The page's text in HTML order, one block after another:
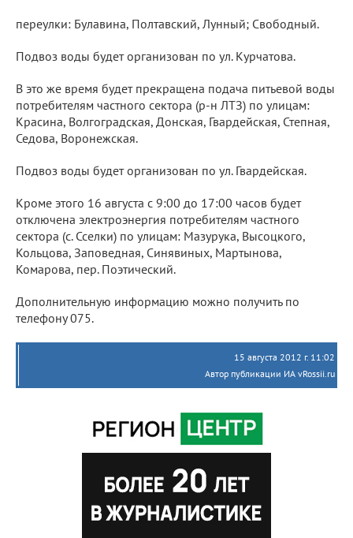
переулки: Булавина, Полтавский, Лунный; Свободный.
Подвоз воды будет организован по ул. Курчатова.
В это же время будет прекращена подача питьевой воды
потребителям частного сектора (р-н ЛТЗ) по улицам:
Красина, Волгоградская, Донская, Гвардейская, Степная,
Седова, Воронежская.
Подвоз воды будет организован по ул. Гвардейская.
Кроме этого 16 августа с 9:00 до 17:00 часов будет
отключена электроэнергия потребителям частного
сектора (с. Сселки) по улицам: Мазурука, Высоцкого,
Кольцова, Заповедная, Синявиных, Мартынова,
Комарова, пер. Поэтический.
Дополнительную информацию можно получить по
телефону 075.
15 августа 2012 г. 11:02
Автор публикации ИА vRossii.ru